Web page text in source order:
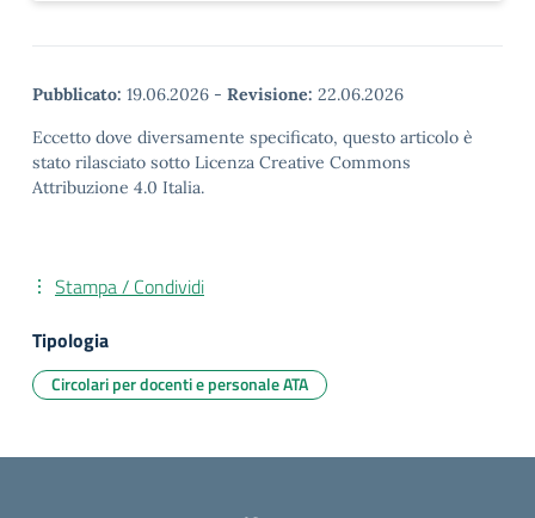
Pubblicato: 19.06.2026 - Revisione: 22.06.2026
Eccetto dove diversamente specificato, questo articolo è
stato rilasciato sotto Licenza Creative Commons
Attribuzione 4.0 Italia.
Stampa / Condividi
Tipologia
Circolari per docenti e personale ATA